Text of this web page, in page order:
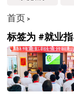
首页 >
标签为 #就业指